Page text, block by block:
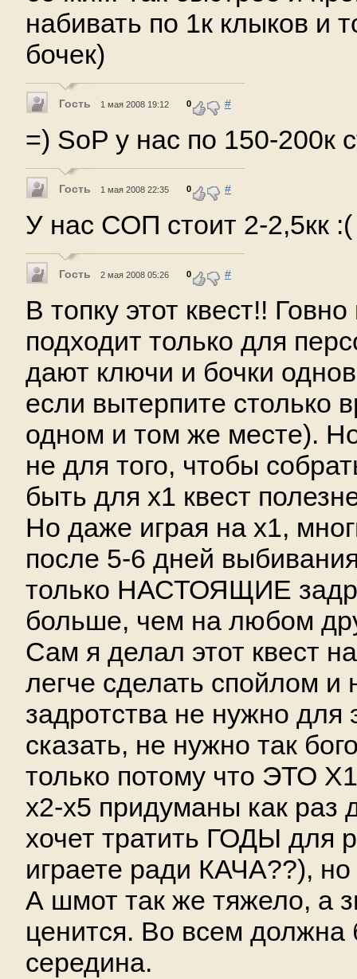
набивать по 1к клыков и
бочек)
Гость 1 мая 2008 19:12 0 #
=) SoP у нас по 150-200к
Гость 1 мая 2008 22:35 0 #
У нас СОП стоит 2-2,5кк :(
Гость 2 мая 2008 05:26 0 #
В топку этот квест!!
подходит только для
дают ключи и бочки
если вытерпите столько
одном и том же месте).
не для того, чтобы
быть для х1 квест
Но даже играя на х1,
после 5-6 дней
только НАСТОЯЩИЕ
больше, чем на любом
Сам я делал этот квест
легче сделать спойлом и
задротства не нужно для
сказать, не нужно так
только потому что ЭТО
х2-х5 придуманы как раз
хочет тратить ГОДЫ для
играете ради КАЧА??),
А шмот так же тяжело, а
ценится. Во всем должна
середина.